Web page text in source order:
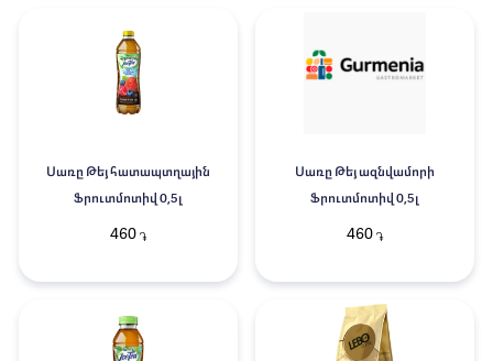
Սառը Թեյ հատապտղային
Ֆրուտմոտիվ 0,5լ
460֏
Սառը Թեյ ազնվամորի
Ֆրուտմոտիվ 0,5լ
460 ֏